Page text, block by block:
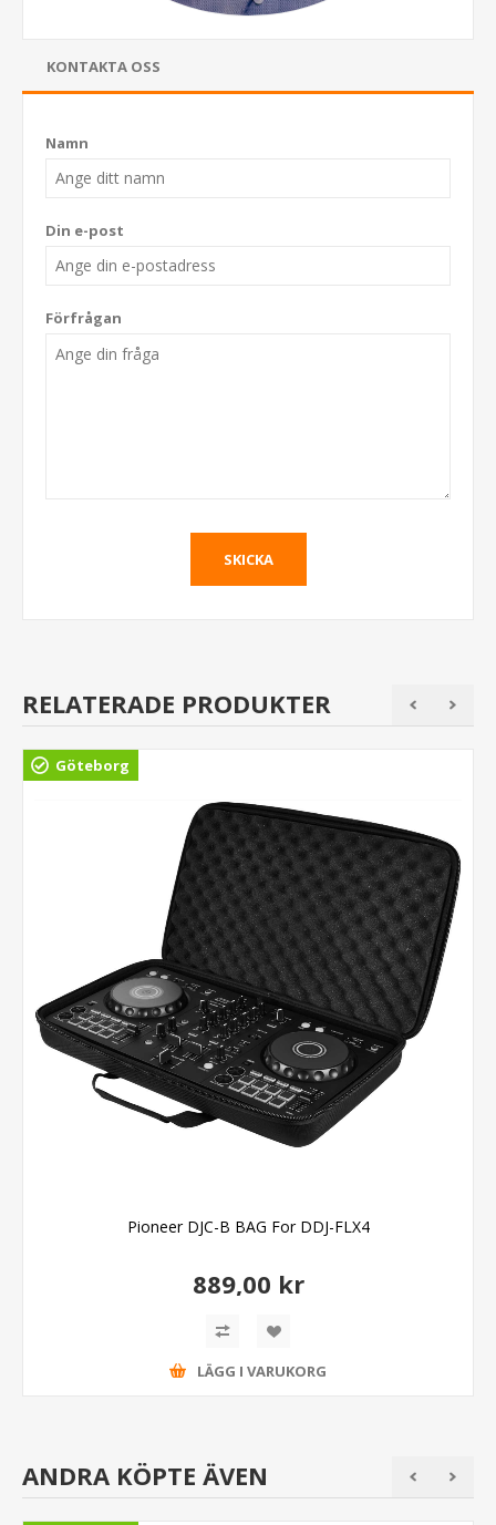
KONTAKTA OSS
Namn
Din e-post
Förfrågan
RELATERADE PRODUKTER
Göteborg
Pioneer DJC-B BAG For DDJ-FLX4
889,00 kr
LÄGG I VARUKORG
ANDRA KÖPTE ÄVEN